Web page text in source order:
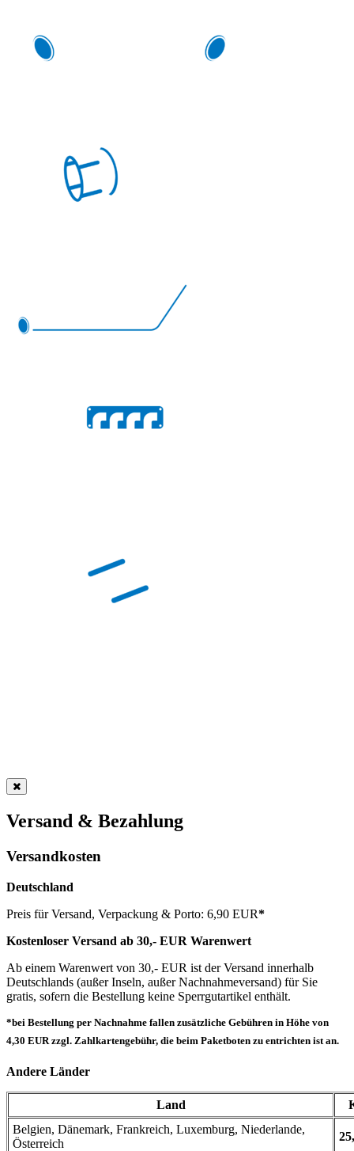
Versand & Bezahlung
Versandkosten
Deutschland
Preis für Versand, Verpackung & Porto: 6,90 EUR*
Kostenloser Versand ab 30,- EUR Warenwert
Ab einem Warenwert von 30,- EUR ist der Versand innerhalb
Deutschlands (außer Inseln, außer Nachnahmeversand) für Sie
gratis, sofern die Bestellung keine Sperrgutartikel enthält.
*bei Bestellung per Nachnahme fallen zusätzliche Gebühren in Höhe von
4,30 EUR zzgl. Zahlkartengebühr, die beim Paketboten zu entrichten ist an.
Andere Länder
Land
Belgien, Dänemark, Frankreich, Luxemburg, Niederlande,
Österreich